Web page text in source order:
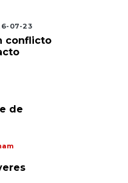
07-23
conflicto
de